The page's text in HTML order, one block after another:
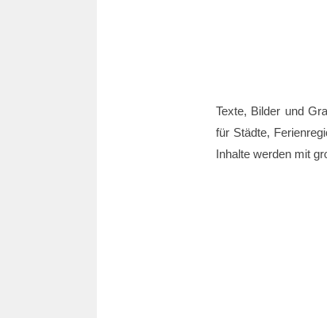
Texte, Bilder und
für Städte,
Inhalte werden mit